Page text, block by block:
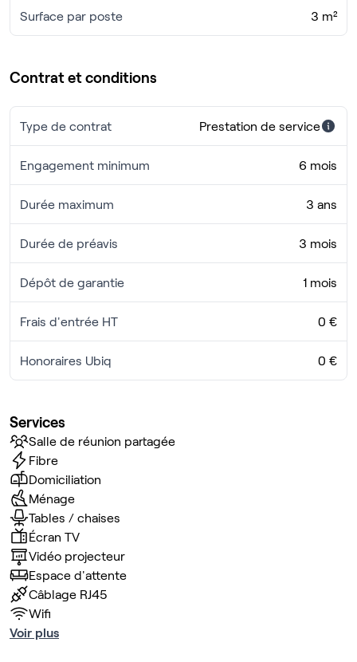
Surface par poste 3 m²
Contrat et conditions
Type de contrat Prestation de service
Engagement minimum 6 mois
Durée maximum 3 ans
Durée de préavis 3 mois
Dépôt de garantie 1 mois
Frais d'entrée HT 0 €
Honoraires Ubiq 0 €
Services
Salle de réunion partagée
Fibre
Domiciliation
Ménage
Tables / chaises
Écran TV
Vidéo projecteur
Espace d'attente
Câblage RJ45
Wifi
Voir plus